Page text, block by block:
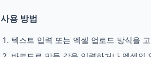
사용 방법
텍스트 입력 또는 엑셀 업로드 방식을